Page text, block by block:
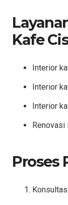
Kafe
Interior
Interior
Interior
Renovasi
Proses